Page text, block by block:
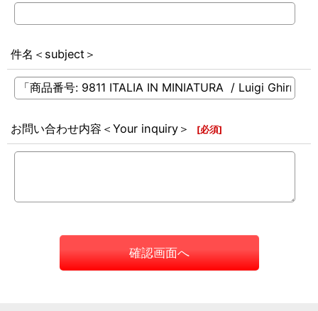
件名＜subject＞
お問い合わせ内容＜Your inquiry＞ [必須]
確認画面へ